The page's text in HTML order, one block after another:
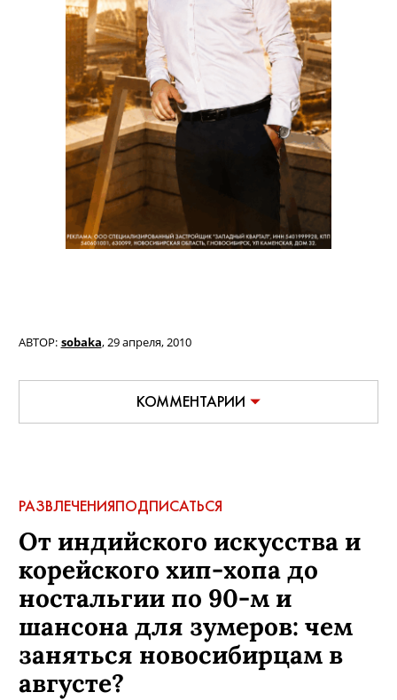
АВТОР: sobaka,29 апреля, 2010
КОММЕНТАРИИ
РАЗВЛЕЧЕНИЯПОДПИСАТЬСЯ
От индийского искусства и
корейского хип-хопа до
ностальгии по 90-м и
шансона для зумеров: чем
заняться новосибирцам в
августе?